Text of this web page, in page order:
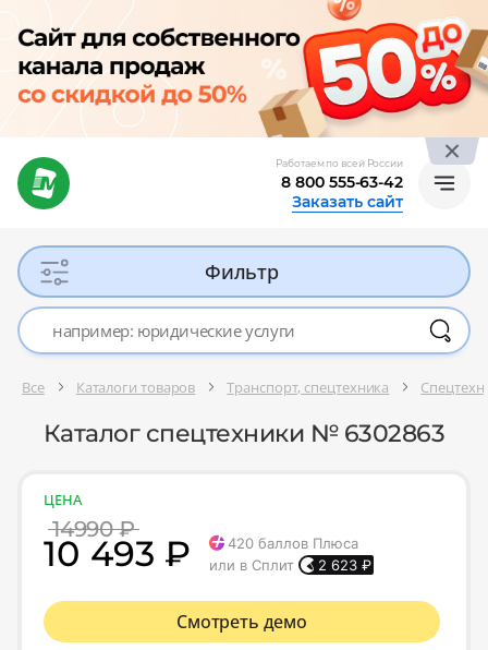
Работаем по всей России
8 800 555-63-42
Заказать сайт
Фильтр
Все Каталоги товаров Транспорт, спецтехника
Каталог спецтехники № 6302863
ЦЕНА
14990 ₽
10 493 ₽ 420баллов Плюса
или в Сплит
2 623₽
Смотреть демо